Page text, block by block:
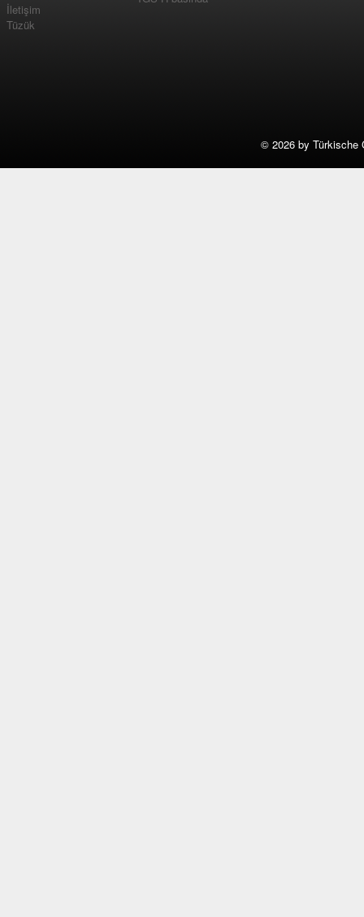
İletişim
Tüzük
© 2026 by Türkische